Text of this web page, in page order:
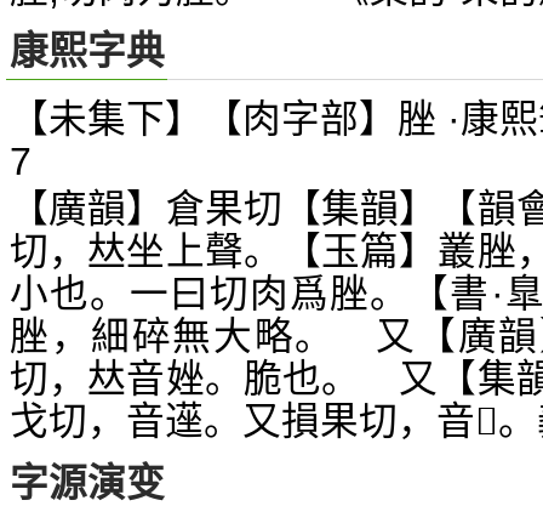
康熙字典
【未集下】【肉字部】脞 ·康
7
【廣韻】倉果切【集韻】【
切， 𠀤坐上聲。【玉篇】叢脞
小也。一曰切肉爲脞。【書·
脞，細碎無大略。 又【廣
切， 𠀤音㛗。脆也。 又【集
戈切，音遳。又損果切，音𧴪
字源演变